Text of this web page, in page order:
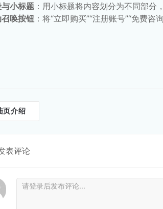
小标题：用小标题将内容划分为不同部分
唤按钮 ：将“立即购买”“注册账号”“免费
页介绍
表评论